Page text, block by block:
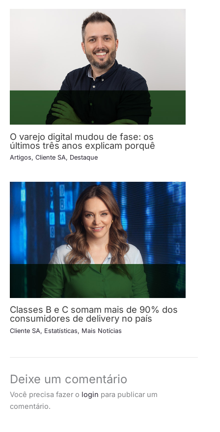
O varejo digital mudou de fase: os
últimos três anos explicam porquê
Artigos, Cliente SA, Destaque
Classes B e C somam mais de 90% dos
consumidores de delivery no país
Cliente SA, Estatísticas, Mais Notícias
Deixe um comentário
Você precisa fazer o login para publicar um
comentário.